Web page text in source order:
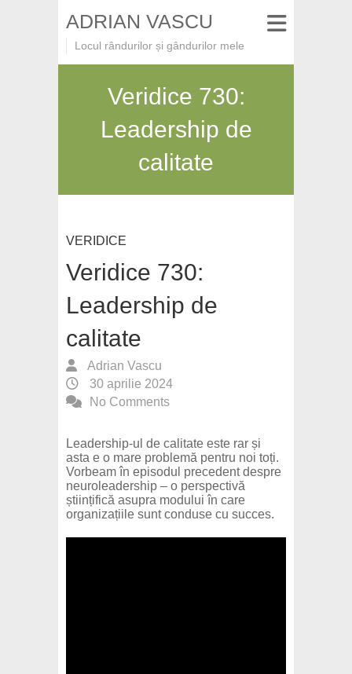
ADRIAN VASCU
Locul rândurilor și gândurilor mele
Veridice 730:
Leadership de
calitate
VERIDICE
Veridice 730:
Leadership de
calitate
Adrian Vascu
30 aprilie 2024
No Comments
Leadership-ul de calitate este rar și
asta e o mare problemă pentru noi toți.
Vorbeam în episodul precedent despre
neuroleadership – o perspectivă
științifică asupra modului în care
organizațiile sunt conduse cu succes.